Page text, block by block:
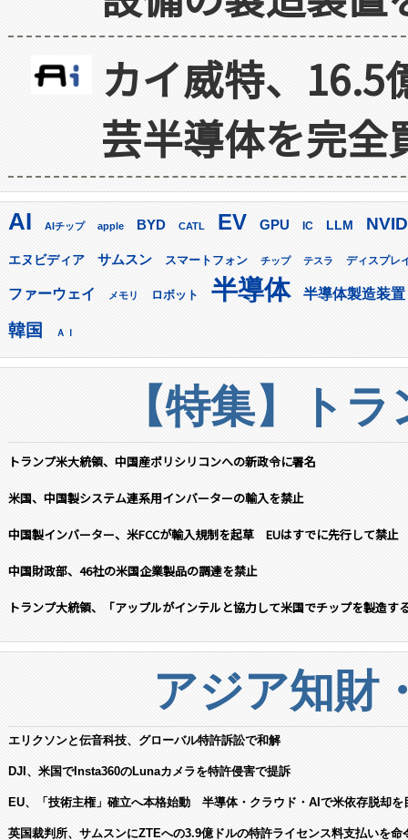
カイ威特、16.5
芸半導体を完全
AI AIチップ apple BYD CATL EV GPU IC LLM
エヌビディア サムスン スマートフォン チップ テスラ ディスプレ
ファーウェイ メモリ ロボット 半導体 半導体製造装置
韓国 ＡＩ
【特集】ト
トランプ米大統領、中国産ポリシリコンへの新政令に署名
米国、中国製システム連系用インバーターの輸入を禁止
中国製インバーター、米FCCが輸入規制を起草 EUはすでに先行して禁止
中国財政部、46社の米国企業製品の調達を禁止
トランプ大統領、「アップルがインテルと協力して米国でチップを製造す
アジア知財
エリクソンと伝音科技、グローバル特許訴訟で和解
DJI、米国でInsta360のLunaカメラを特許侵害で提訴
EU、「技術主権」確立へ本格始動 半導体・クラウド・AIで米依存脱却を
英国裁判所、サムスンにZTEへの3.9億ドルの特許ライセンス料支払いを命